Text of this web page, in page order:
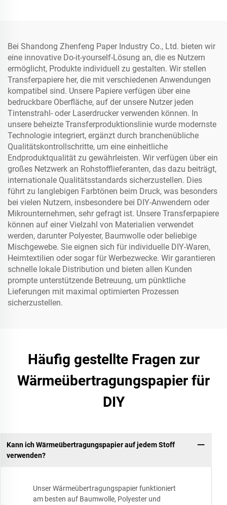
Bei Shandong Zhenfeng Paper Industry Co., Ltd. bieten wir
eine innovative Do-it-yourself-Lösung an, die es Nutzern
ermöglicht, Produkte individuell zu gestalten. Wir stellen
Transferpapiere her, die mit verschiedenen Anwendungen
kompatibel sind. Unsere Papiere verfügen über eine
bedruckbare Oberfläche, auf der unsere Nutzer jeden
Tintenstrahl- oder Laserdrucker verwenden können. In
unsere beheizte Transferproduktionslinie wurde modernste
Technologie integriert, ergänzt durch branchenübliche
Qualitätskontrollschritte, um eine einheitliche
Endproduktqualität zu gewährleisten. Wir verfügen über ein
großes Netzwerk an Rohstofflieferanten, das dazu beiträgt,
internationale Qualitätsstandards sicherzustellen. Dies
führt zu langlebigen Farbtönen beim Druck, was besonders
bei vielen Nutzern, insbesondere bei DIY-Anwendern oder
Mikrounternehmen, sehr gefragt ist. Unsere Transferpapiere
können auf einer Vielzahl von Materialien verwendet
werden, darunter Polyester, Baumwolle oder beliebige
Mischgewebe. Sie eignen sich für individuelle DIY-Waren,
Heimtextilien oder sogar für Werbezwecke. Wir garantieren
schnelle lokale Distribution und bieten allen Kunden
prompte unterstützende Betreuung, um pünktliche
Lieferungen mit maximal optimierten Prozessen
sicherzustellen.
Häufig gestellte Fragen zur
Wärmeübertragungspapier für
DIY
Kann ich Wärmeübertragungspapier auf jedem Stoff
verwenden?
Unser Wärmeübertragungspapier funktioniert
am besten auf Baumwolle, Polyester und